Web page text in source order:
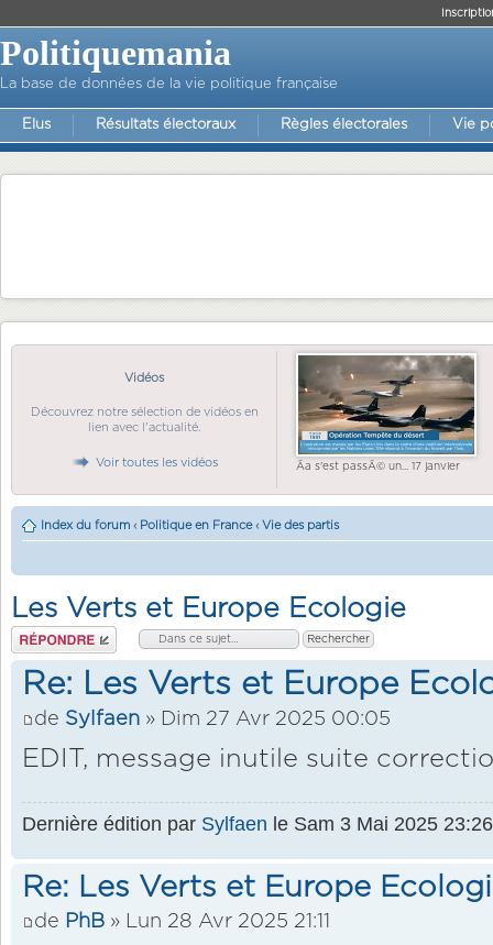
Politiquemania
La base de données de la vie politique française
Elus Résultats électoraux Règles électorales Vie
Vidéos
Découvrez notre sélection de vidéos en
lien avec l'actualité.
Voir toutes les vidéos Ãa s'est passÃ© un... 17 janvier
Index du forum ‹ Politique en France ‹ Vie des partis
Les Verts et Europe Ecologie
Répondre
Re: Les Verts et Europe
de Sylfaen » Dim 27 Avr 2025 00:05
EDIT, message inutile suite
Dernière édition par Sylfaen le Sam 3 Mai 2025
Re: Les Verts et Europe
de PhB » Lun 28 Avr 2025 21:11